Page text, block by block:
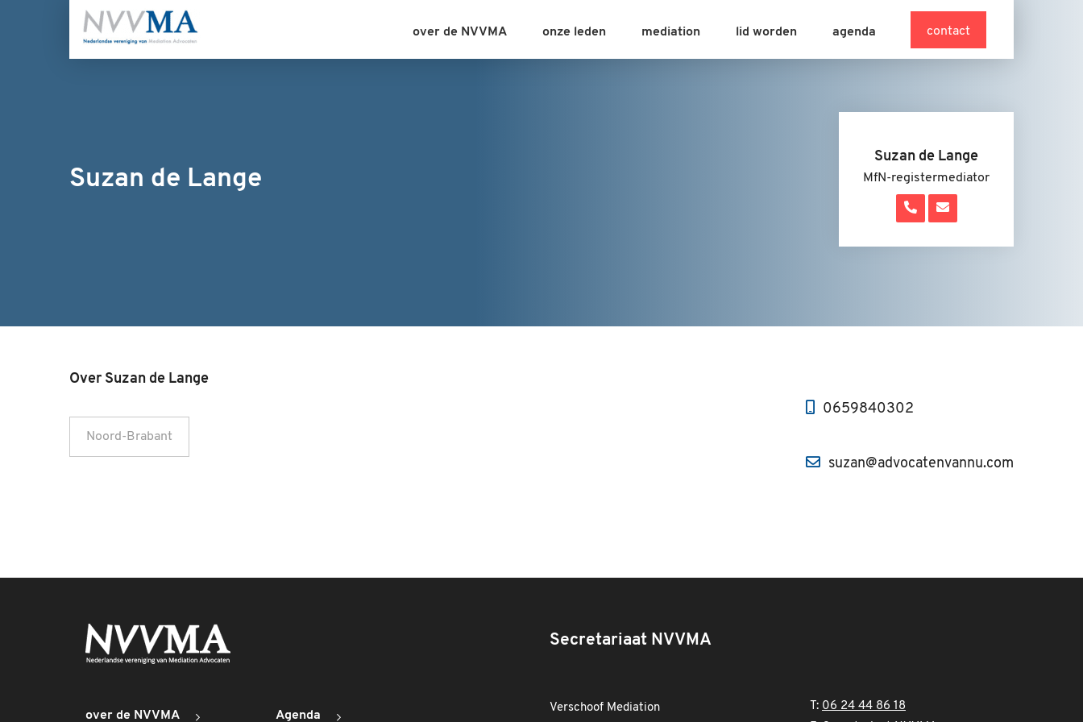
over de NVVMA onze leden mediation lid worden agenda contact
Suzan de Lange
Suzan de Lange
MfN-registermediator
Over Suzan de Lange
Noord-Brabant
0659840302
suzan@advocatenvannu.com
over de NVVMA Agenda
Secretariaat NVVMA
Verschoof Mediation T: 06 24 44 86 18